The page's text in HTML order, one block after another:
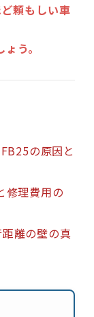
頼もしい車
う。
の原因と
修理費用の
離の壁の真